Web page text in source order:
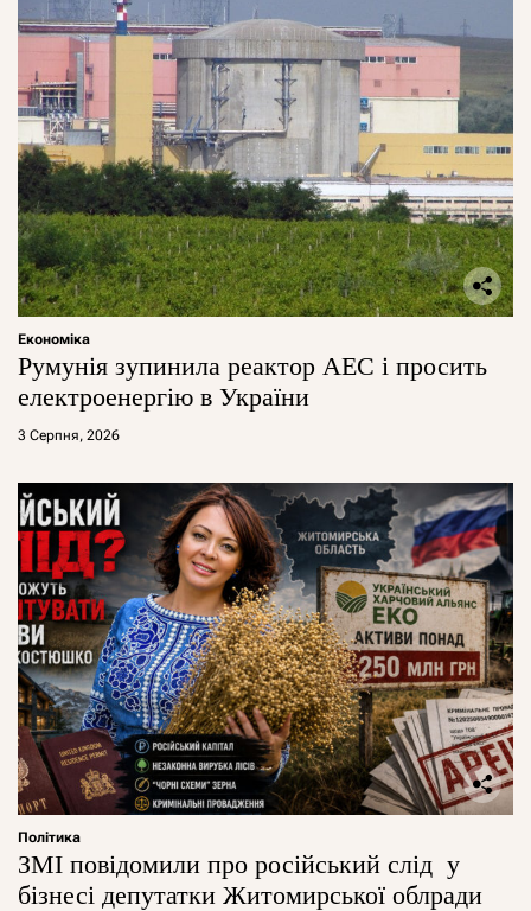
Економіка
Румунія зупинила реактор АЕС і просить
електроенергію в України
3 Серпня, 2026
Політика
ЗМІ повідомили про російський слід у
бізнесі депутатки Житомирської облради